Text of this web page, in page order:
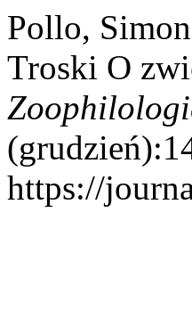
Pollo,
Troski O
https://